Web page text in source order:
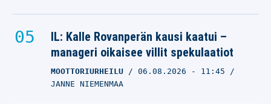
IL: Kalle Rovanperän kausi kaatui –
manageri oikaisee villit spekulaatiot
MOOTTORIURHEILU 06.08.2026 - 11:45
JANNE NIEMENMAA